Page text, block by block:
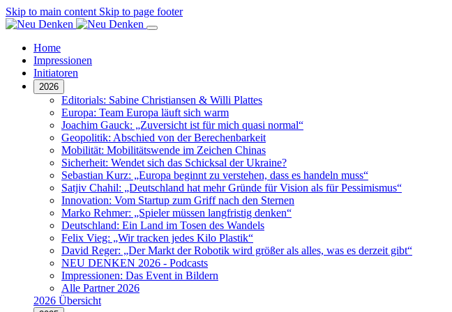
Skip to main content Skip to page footer
Home
Impressionen
Initiatoren
2026
Editorials: Sabine Christiansen & Willi Plattes
Europa: Team Europa läuft sich warm
Joachim Gauck: „Zuversicht ist für mich quasi normal“
Geopolitik: Abschied von der Berechenbarkeit
Mobilität: Mobilitätswende im Zeichen Chinas
Sicherheit: Wendet sich das Schicksal der Ukraine?
Sebastian Kurz: „Europa beginnt zu verstehen, dass es handeln muss“
Satjiv Chahil: „Deutschland hat mehr Gründe für Vision als für Pessimismus“
Innovation: Vom Startup zum Griff nach den Sternen
Marko Rehmer: „Spieler müssen langfristig denken“
Deutschland: Ein Land im Tosen des Wandels
Felix Vieg: „Wir tracken jedes Kilo Plastik“
David Reger: „Der Markt der Robotik wird größer als alles, was es derzeit gibt“
NEU DENKEN 2026 - Podcasts
Impressionen: Das Event in Bildern
Alle Partner 2026
2026 Übersicht